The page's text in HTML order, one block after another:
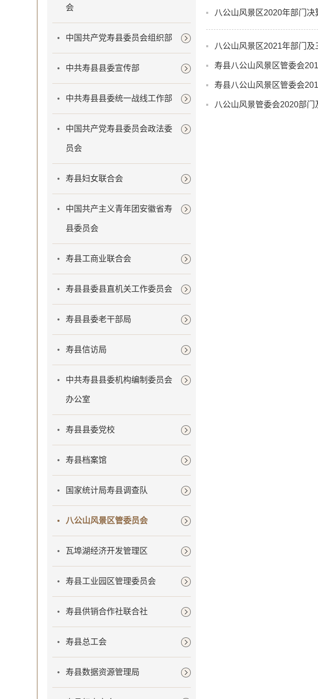
会
中国共产党寿县委员会组织部
中共寿县县委宣传部
中共寿县县委统一战线工作部
中国共产党寿县委员会政法委
员会
寿县妇女联合会
中国共产主义青年团安徽省寿
县委员会
寿县工商业联合会
寿县县委县直机关工作委员会
寿县县委老干部局
寿县信访局
中共寿县县委机构编制委员会
办公室
寿县县委党校
寿县档案馆
国家统计局寿县调查队
八公山风景区管委员会
瓦埠湖经济开发管理区
寿县工业园区管理委员会
寿县供销合作社联合社
寿县总工会
寿县数据资源管理局
八公山风景区2020年部门决
八公山风景区2021年部门
寿县八公山风景区管委会
寿县八公山风景区管委会
八公山风景管委会2020部